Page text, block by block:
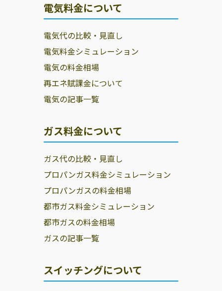
ガステックサー
ビス株式会社／
渥美営業所
441-3617 田原市
福江町沢35
0531-32-0254
ＪＡ愛知みなみ
田原市大久保町
椎沢46-1
電気料金について
電気代の比較・見直し
電気料金シミュレーション
電気の料金相場
再エネ賦課金について
電気の記事一覧
ガス料金について
ガス代の比較・見直し
プロパンガス料金シミュレーション
プロパンガスの料金相場
都市ガス料金シミュレーション
都市ガスの料金相場
ガスの記事一覧
スイッチングについて